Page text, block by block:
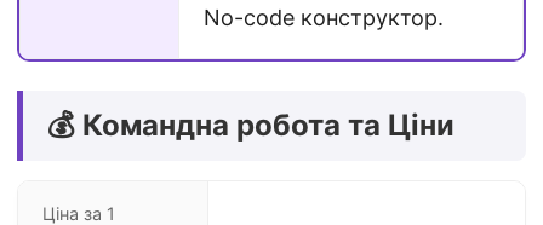
No-code конструктор.
💰 Командна робота та Ціни
Ціна за 1